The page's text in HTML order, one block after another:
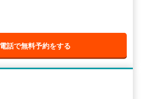
電話で無料予約をする